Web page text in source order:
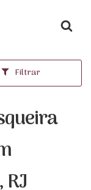
Filtrar